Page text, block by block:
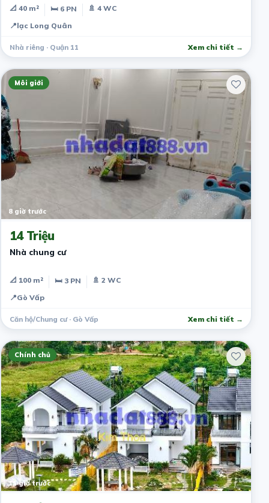
📐 40 m² 🛏 6 PN
🚿 4 WC
📍lạc Long Quân
Nhà riêng · Quận 11 Xem chi tiết →
Môi giới
8 giờ trước
14 Triệu
Nhà chung cư
📐 100 m² 🛏 3 PN
🚿 2 WC
📍Gò Vấp
Căn hộ/Chung cư · Gò Vấp Xem chi tiết →
Chính chủ
11 giờ trước